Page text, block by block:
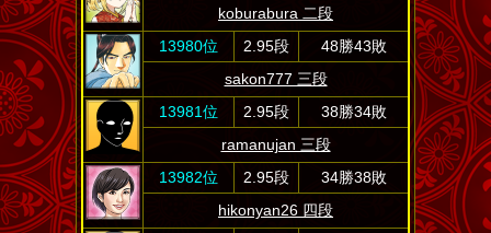
koburabura 二段
13980位
2.95段
48勝43敗
sakon777 三段
13981位
2.95段
38勝34敗
ramanujan 三段
13982位
2.95段
34勝38敗
hikonyan26 四段